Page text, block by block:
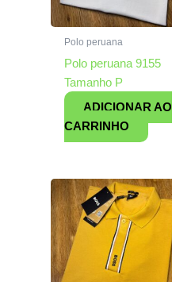
Polo peruana
Polo peruana 9155
Tamanho P
ADICIONAR AO
CARRINHO